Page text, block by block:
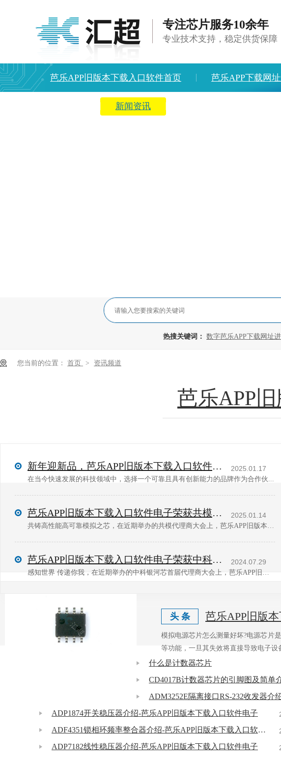
专注芯片服务10余年
专业技术支持，稳定供货保障
芭乐APP旧版本下载入口软件首页 芭乐APP下载网
新闻资讯
热搜关键词： 数字芭乐APP下载网址
您当前的位置： 首页 > 资讯频道
芭乐APP
新年迎新品，芭乐APP旧版本下载入口软件与源特电子签约合作，丰富代理品牌阵容！ 2025.01.17
在当今快速发展的科技领域中，选择一个可靠且具有创新能力的品牌作为合作伙...
芭乐APP旧版本下载入口软件电子荣获共模--优秀代理商 2025.01.14
共铸高性能高可靠模拟之芯，在近期举办的共模代理商大会上，芭乐APP旧版本下载入口软件电子作为共...
芭乐APP旧版本下载入口软件电子荣获中科银河芯--纵横开拓奖 2024.07.29
感知世界 传递你我，在近期举办的中科银河芯首届代理商大会上，芭乐APP旧版本下载入口软件电子作...
头 条 芭乐APP旧版本
模拟电源芯片怎么测量好坏?电源芯片是所
等功能，一旦其失效将直接导致电子设
什么是计数器芯片
ADP1874开关稳压器介绍-芭乐APP旧版本下载入口软件电子
ADF4351锁相环频率整合器介绍-芭乐APP旧版本下载入口软件电子
ADP7182线性稳压器介绍-芭乐APP旧版本下载入口软件电子